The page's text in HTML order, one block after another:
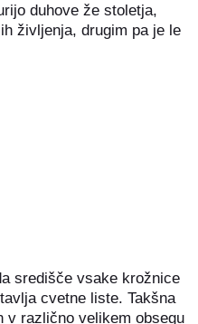
duhove že stoletja,
življenja, drugim pa je le
središče vsake krožnice
cvetne liste. Takšna
v različno velikem obsegu